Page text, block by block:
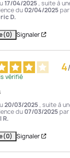
17/04/2025, suite à
du 02/04/2025 par
D.
(0) Signaler
4/
vérifié
20/03/2025, suite à
du 07/03/2025 par
R.
(0) Signaler